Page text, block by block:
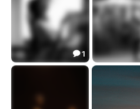
Mademoiselle
 1
City life...